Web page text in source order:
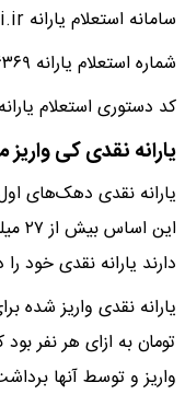
سامانه استعلام یارانه refahi.ir؛
شماره استعلام یارانه ۰۹۲۰۰۰۰۶۳۶۹؛
کد دستوری استعلام یارانه
یارانه نقدی کی
دارند یارانه نقدی خود
تومان به ازای هر نفر
واریز و توسط آنها